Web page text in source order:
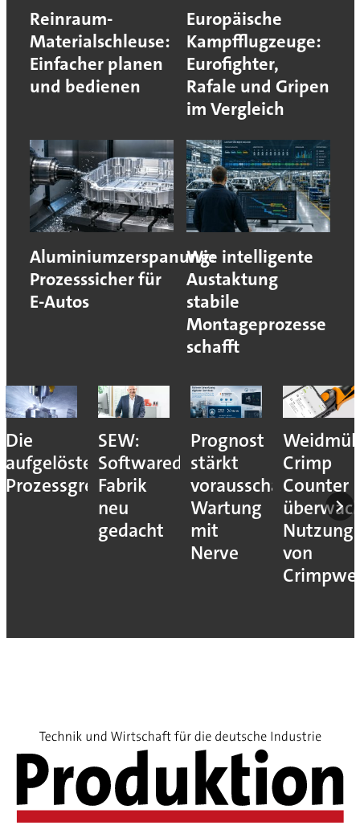
Reinraum-
Materialschleuse:
Einfacher planen
und bedienen
Europäische
Kampfflugzeuge:
Eurofighter,
Rafale und Gripen
im Vergleich
Aluminiumzerspanung:
Prozesssicher für
E-Autos
Wie intelligente
Austaktung
stabile
Montageprozesse
schafft
Die
aufgelöste
Prozessgrenze
SEW:
Softwaredefinierte
Fabrik
neu
gedacht
Prognost
stärkt
vorausschauende
Wartung
mit
Nerve
Crimp
Counter
Nutzung
von